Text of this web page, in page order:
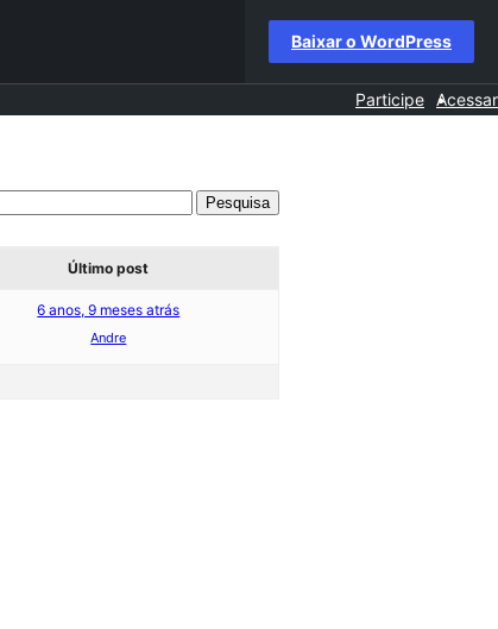
Baixar o WordPress
Participe Acessar
Último post
6 anos, 9 meses atrás
Andre